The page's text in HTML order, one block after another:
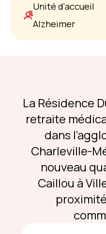
Unité d'accueil
Alzheimer
La Résidence
retraite
dans
Charleville-
nouveau
Caillou à